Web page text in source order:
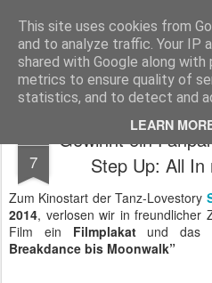
This site uses cookies from
and to analyze traffic. Your IP
shared with Google along
metrics to ensure quality of
statistics, and to detect and
LEARN
MyKinoTrailer
Pages
7
Gewinnt ein
Step Up: All
Zum Kinostart der Tanz-Lovestory
2014, verlosen wir in freundlicher
Film ein Filmplakatund das
Breakdance bis Moonwalk”